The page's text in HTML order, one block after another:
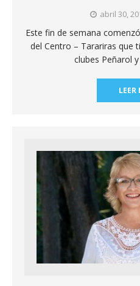
abril 30,
Este fin de semana
del Centro – Tarariras que
clubes Peñarol
LEER